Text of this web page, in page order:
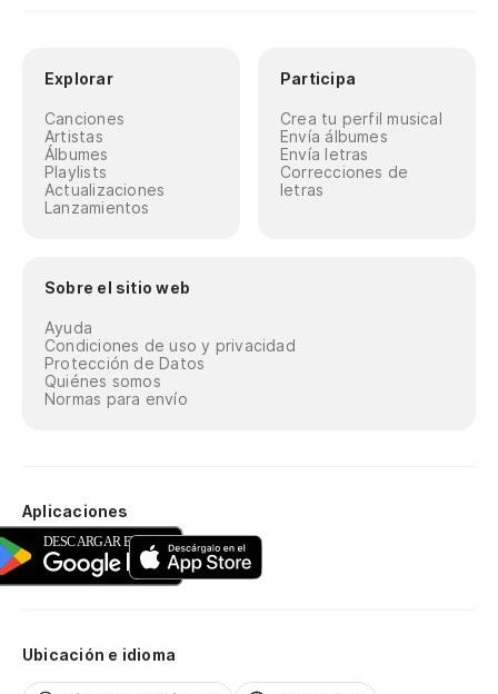
Explorar
Canciones
Artistas
Álbumes
Playlists
Actualizaciones
Lanzamientos
Participa
Crea tu perfil musical
Envía álbumes
Envía letras
Correcciones de
letras
Sobre el sitio web
Ayuda
Condiciones de uso y privacidad
Protección de Datos
Quiénes somos
Normas para envío
Aplicaciones
Ubicación e idioma